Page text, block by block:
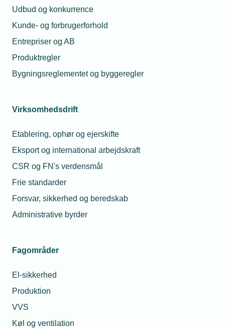
Udbud og konkurrence
Kunde- og forbrugerforhold
Entrepriser og AB
Produktregler
Bygningsreglementet og byggeregler
Virksomhedsdrift
Etablering, ophør og ejerskifte
Eksport og international arbejdskraft
CSR og FN's verdensmål
Frie standarder
Forsvar, sikkerhed og beredskab
Administrative byrder
Fagområder
El-sikkerhed
Produktion
VVS
Køl og ventilation